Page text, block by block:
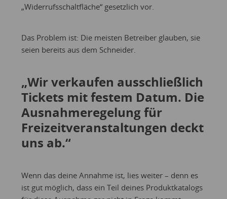
„Widerrufsschaltfläche“ gesetzlich vor.
Das Problem ist: Die meisten Betreiber glauben, sie
seien bereits aus dem Schneider.
„Wir verkaufen ausschließlich
Tickets mit festem Datum. Die
Ausnahmeregelung für
Freizeitveranstaltungen deckt
uns ab.“
Wenn das deine Annahme ist, lies weiter – denn es
ist gut möglich, dass ein Teil deines Produktkatalogs